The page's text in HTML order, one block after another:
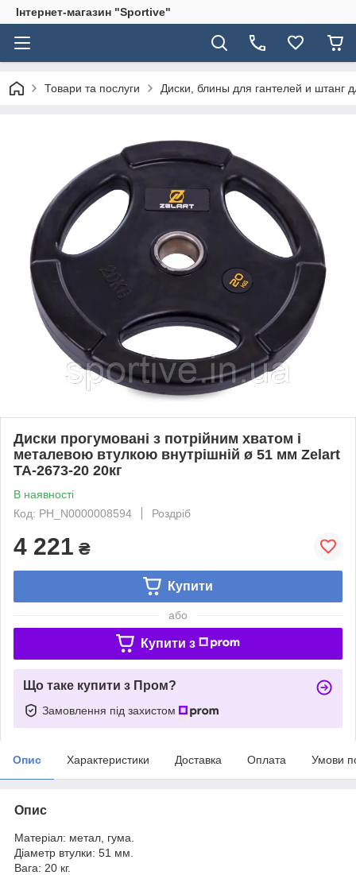
Інтернет-магазин "Sportive"
Товари та послуги Диски, блины для гантелей и штанг
Диски прогумовані з потрійним хватом і
металевою втулкою внутрішній ø 51 мм Zelart
TA-2673-20 20кг
В наявності
Код: PH_N0000008594
Роздріб
4 221 ₴
Купити
або
Купити з
Що таке купити з Пром?
Замовлення під захистом
Опис Характеристики Доставка Оплата Умови
Опис
Матеріал: метал, гума.
Діаметр втулки: 51 мм.
Вага: 20 кг.